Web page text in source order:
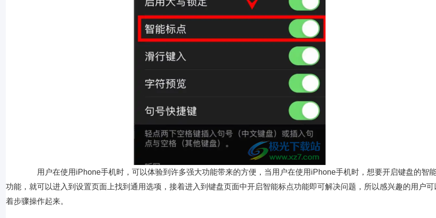
用户在使用iPhone手机时，可以体验到许多强大功能带来的方便，当用户在使用iPhone手机时，想要开启键盘的智
功能，就可以进入到设置页面上找到通用选项，接着进入到键盘页面中开启智能标点功能即可解决问题，所以感兴趣的用户可
着步骤操作起来。